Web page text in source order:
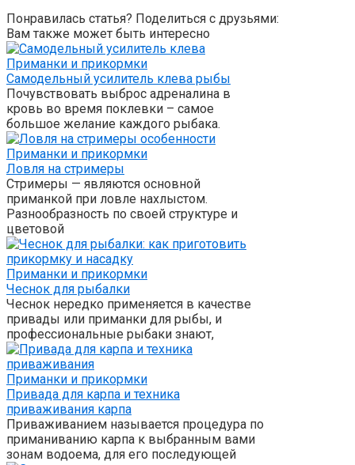
Понравилась статья? Поделиться с друзьями:
Вам также может быть интересно
Приманки и прикормки
Самодельный усилитель клева рыбы
Почувствовать выброс адреналина в
кровь во время поклевки – самое
большое желание каждого рыбака.
Приманки и прикормки
Ловля на стримеры
Стримеры — являются основной
приманкой при ловле нахлыстом.
Разнообразность по своей структуре и
цветовой
Приманки и прикормки
Чеснок для рыбалки
Чеснок нередко применяется в качестве
привады или приманки для рыбы, и
профессиональные рыбаки знают,
Приманки и прикормки
Привада для карпа и техника
приваживания карпа
Приваживанием называется процедура по
приманиванию карпа к выбранным вами
зонам водоема, для его последующей